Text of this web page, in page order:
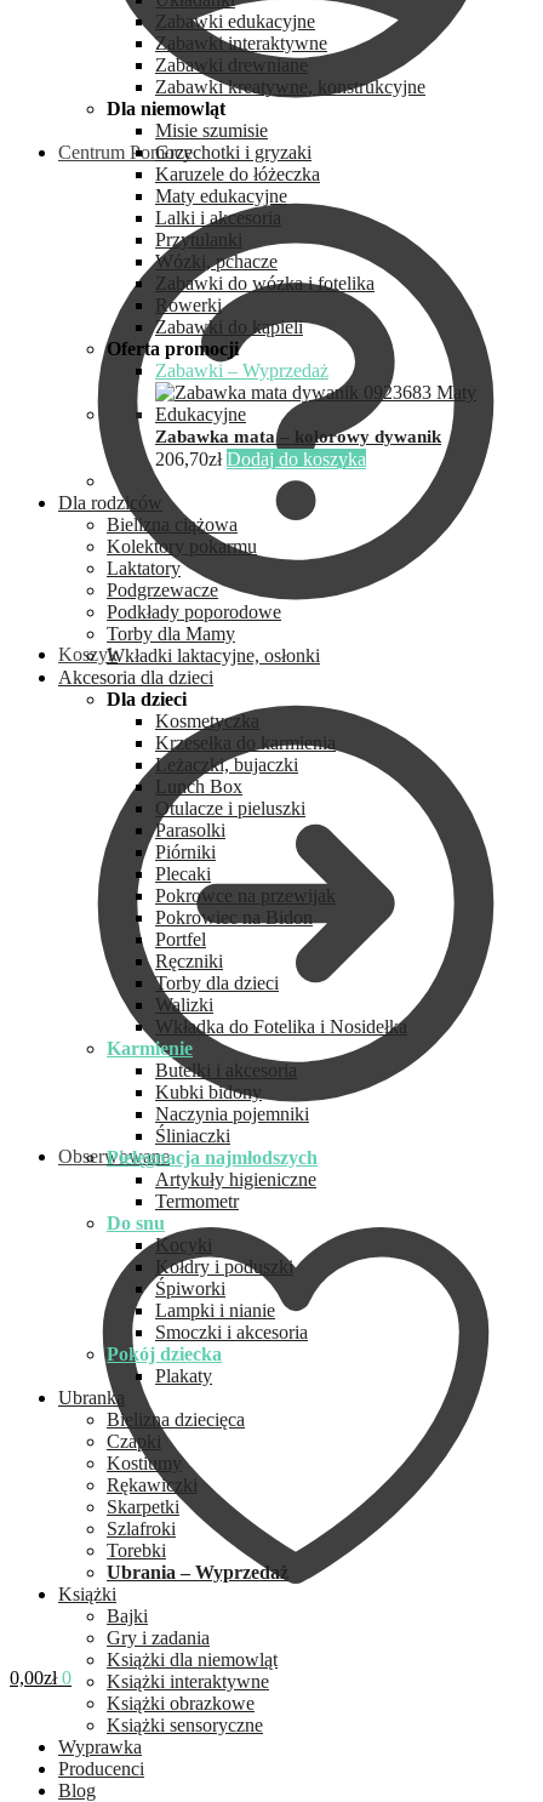
Centrum Pomocy
Koszyk
Obserwowane
0,00zł 0
Zabawki edukacyjne
Zabawki interaktywne
Zabawki drewniane
Zabawki kreatywne, konstrukcyjne
Dla niemowląt
Misie szumisie
Grzechotki i gryzaki
Karuzele do łóżeczka
Maty edukacyjne
Lalki i akcesoria
Przytulanki
Wózki, pchacze
Zabawki do wózka i fotelika
Rowerki
Zabawki do kąpieli
Oferta promocji
Zabawki – Wyprzedaż
Zabawka mata – kolorowy dywanik
206,70zł Dodaj do koszyka
Dla rodziców
Bielizna ciążowa
Kolektory pokarmu
Laktatory
Podgrzewacze
Podkłady poporodowe
Torby dla Mamy
Wkładki laktacyjne, osłonki
Akcesoria dla dzieci
Dla dzieci
Kosmetyczka
Krzesełka do karmienia
Leżaczki, bujaczki
Lunch Box
Otulacze i pieluszki
Parasolki
Piórniki
Plecaki
Pokrowce na przewijak
Pokrowiec na Bidon
Portfel
Ręczniki
Torby dla dzieci
Walizki
Wkładka do Fotelika i Nosidełka
Karmienie
Butelki i akcesoria
Kubki bidony
Naczynia pojemniki
Śliniaczki
Pielęgnacja najmłodszych
Artykuły higieniczne
Termometr
Do snu
Kocyki
Kołdry i poduszki
Śpiworki
Lampki i nianie
Smoczki i akcesoria
Pokój dziecka
Plakaty
Ubranka
Bielizna dziecięca
Czapki
Kostiumy
Rękawiczki
Skarpetki
Szlafroki
Torebki
Ubrania – Wyprzedaż
Książki
Bajki
Gry i zadania
Książki dla niemowląt
Książki interaktywne
Książki obrazkowe
Książki sensoryczne
Wyprawka
Producenci
Blog